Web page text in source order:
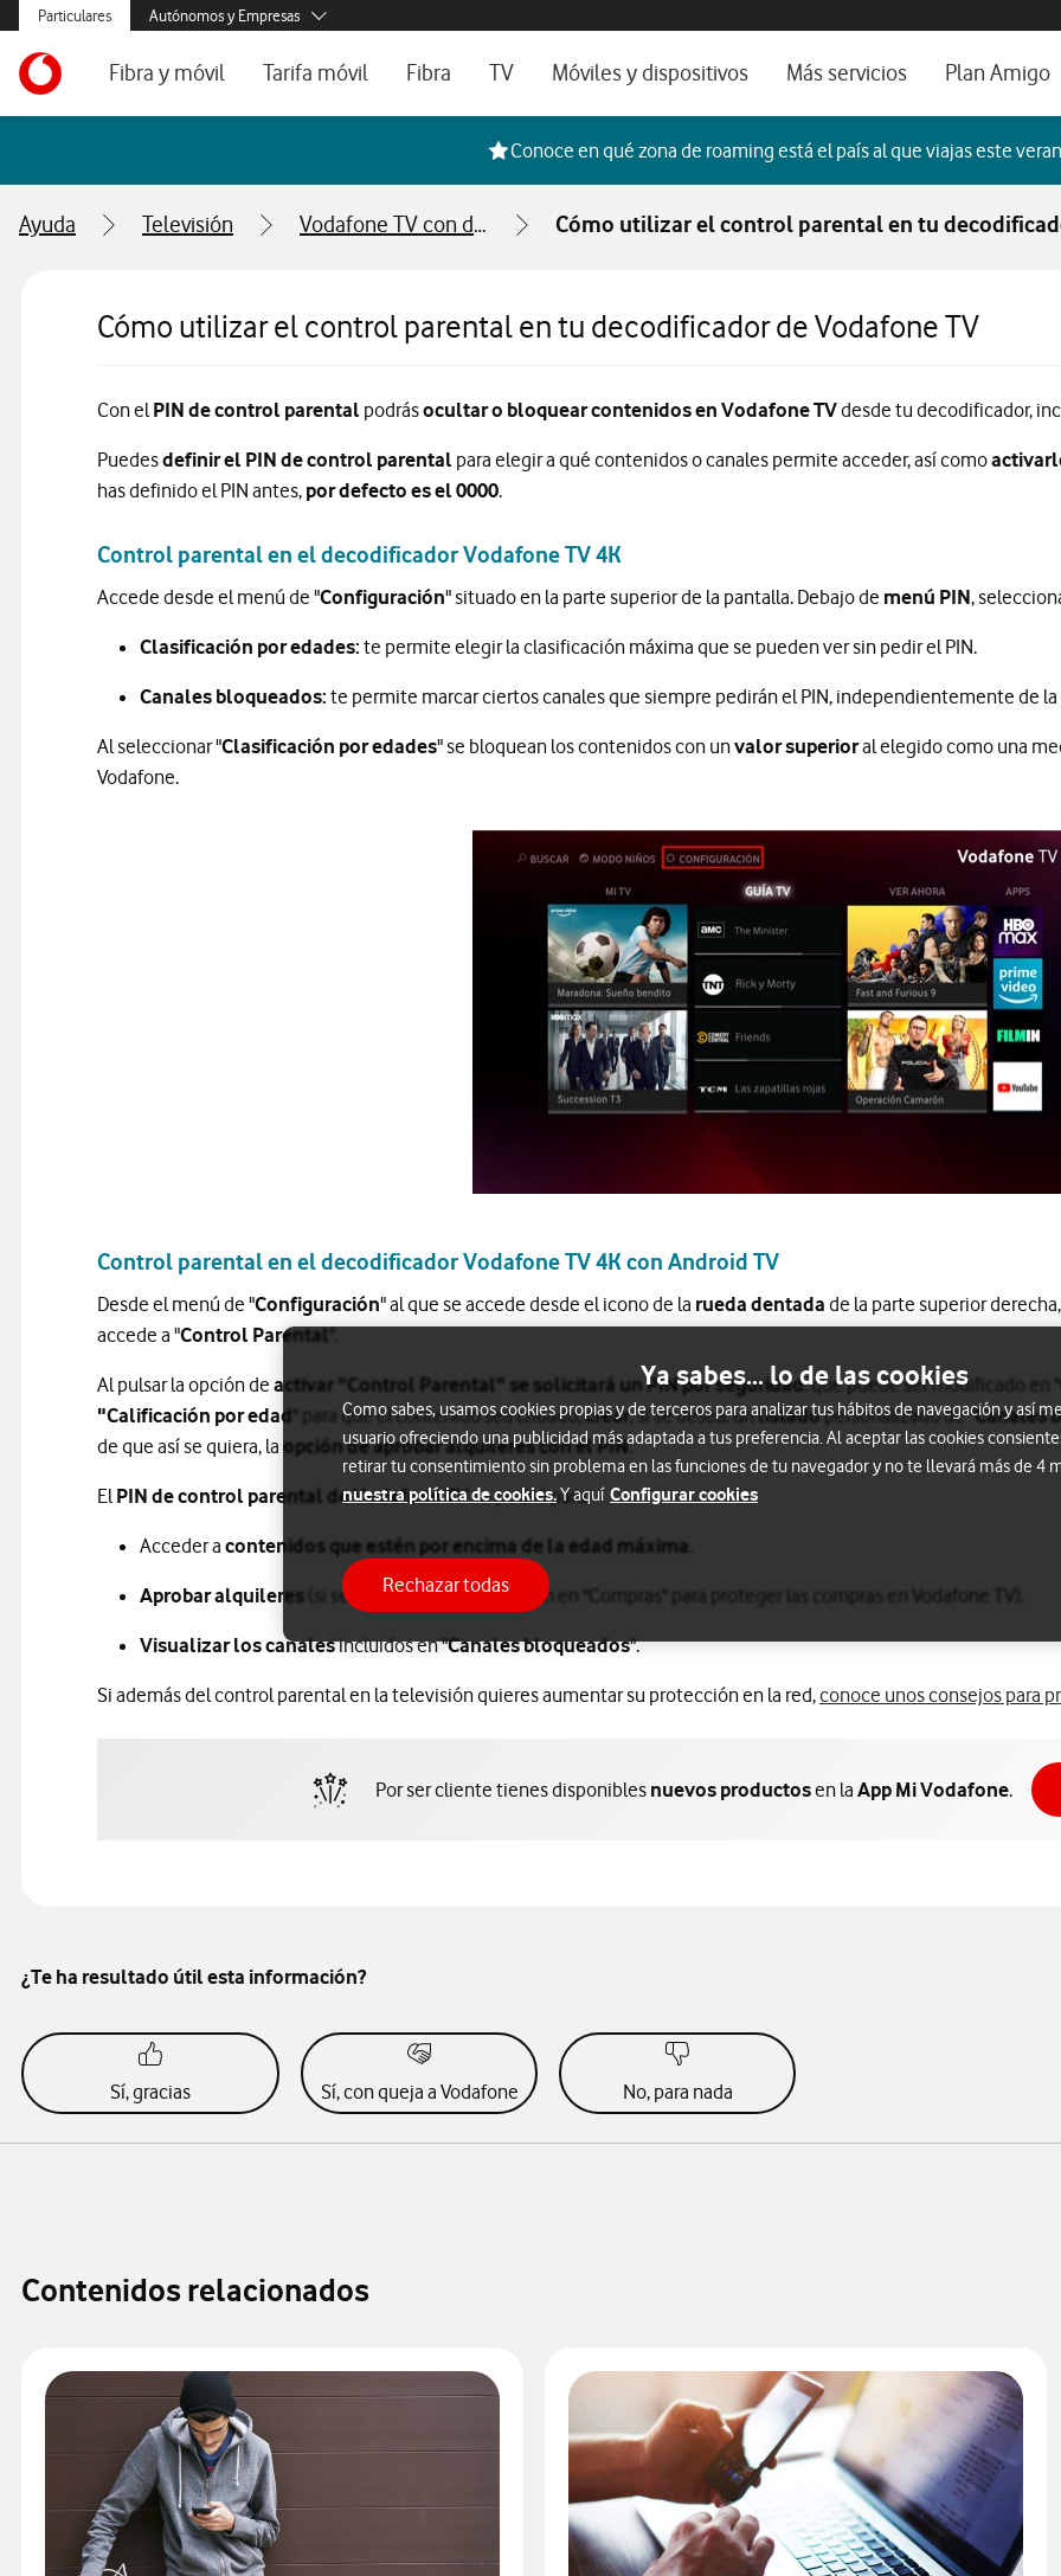
Menús secundarios. Enlace a particulares, empresas y autónomos, ayuda e idioma
Particulares
Menus de segmentación para empresas y autónomos
Autónomos y Empresas
Pymes
Ir a la pagina principal de vodafone.es
Fibra y móvil
Tarifas Fibra y Móvil
Tarifas Fibra y 2 Móvil
Configura tu tarifa
Tarifa móvil
Tarifas móvil prepago
Fibra
Tarifas de fibra
Internet portátil 5G
Consulta Cobertura
TV
Vodafone TV
Móviles y dispositivos
Imagen y Sonido
Ver todos
Más servicios
Alianza Vodafone e Iberdrola
Servicios avanzados
Plan Amigo
Conoce en qué zona de roaming está el país al que viajas este
Ayuda Televisión Vodafone TV con decodificador Cómo utilizar el control parental en tu
Cómo utilizar el control parental en tu decodificador de Vodafone TV
Con elPIN de control parental podrásocultar o bloquear contenidos en Vodafone TVdesde tu decodificador,
Puedesdefinir el PIN de control parental para elegir a qué contenidos o canales permite acceder, así como
has definido el PIN antes, por defecto es el 0000.
Control parental en el decodificador Vodafone TV 4K
Accede desde el menú de "Configuración" situado en la parte superior de la pantalla. Debajo de menú PIN,
Clasificación por edades: te permite elegir la clasificación máxima que se pueden ver sin pedir el PIN.
Canales bloqueados: te permite marcar ciertos canales que siempre pedirán el PIN, independientemente de
Al seleccionar "Clasificación por edades" se bloquean los contenidos con unvalor superioral elegido como una
Vodafone.
Control parental en el decodificador Vodafone TV 4K con Android TV
Desde el menú de "Configuración" al que se accede desde el icono de la rueda dentada de la parte superior
accede a "Control Parental ".
Al pulsar la opción de activar "Control Parental" se solicitará un PIN por seguridad, que puede ser modificado en "
"Calificación por edad " para que el contenido sea cribado,crear, si se desea, unlistadopersonalizado de "Canales
de que así se quiera, la opción de aprobar alquileres con el PIN.
ElPIN de control parental de Vodafone TVse pedirá para:
Acceder a contenidos que estén por encima de la edad máxima
Aprobar alquileres (si se ha configurado la opción en "Compras" para proteger las compras en Vodafone TV).
Visualizar los canalesincluidos en "Canales bloqueados".
Si además del control parental en la televisión quieres aumentar su protección en la red,conoce unos consejos para
Por ser cliente tienes disponibles nuevos productosen laApp Mi Vodafone.
¿Te ha resultado útil esta información?
Sí, gracias Sí, con queja a Vodafone No, para nada
Contenidos relacionados
Ya sabes... lo de las cookies
Como sabes, usamos cookies propias y de terceros para analizar tus hábitos de navegación y así
usuario ofreciendo una publicidad más adaptada a tus preferencia. Al aceptar las cookies
retirar tu consentimiento sin problema en las funciones de tu navegador y no te llevará más de 4
nuestra política de cookies.Y aquí Configurar cookies
Rechazar todas